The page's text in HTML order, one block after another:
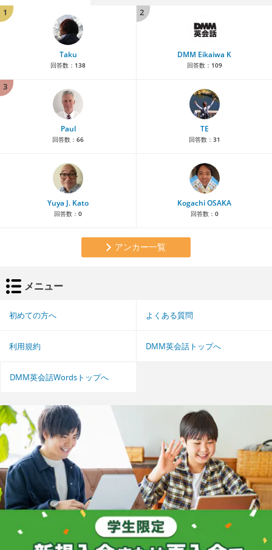
1
Taku
回答数： 138
2
DMM Eikaiwa K
回答数： 109
3
Paul
回答数： 66
TE
回答数： 31
Yuya J. Kato
回答数： 0
Kogachi OSAKA
回答数： 0
アンカー一覧
メニュー
初めての方へ よくある質問
利用規約 DMM英会話トップへ
DMM英会話Wordsトップへ